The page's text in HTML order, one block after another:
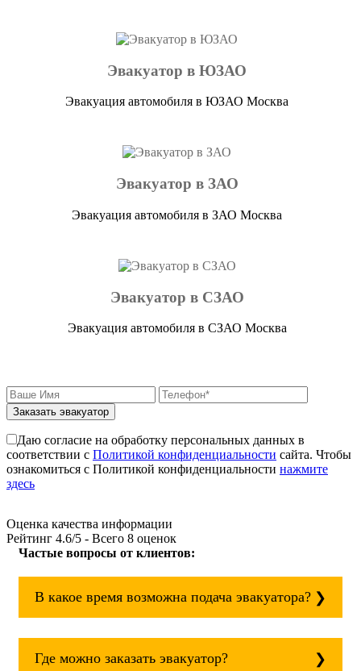
Эвакуатор в ЮЗАО
Эвакуация автомобиля в ЮЗАО Москва
Эвакуатор в ЗАО
Эвакуация автомобиля в ЗАО Москва
Эвакуатор в СЗАО
Эвакуация автомобиля в СЗАО Москва
Заказать эвакуатор
Даю согласие на обработку персональных данных в
соответствии с Политикой конфиденциальности сайта. Чтобы
ознакомиться с Политикой конфиденциальности нажмите
здесь
Оценка качества информации
Рейтинг 4.6/5 - Всего 8 оценок
Частые вопросы от клиентов:
В какое время возможна подача эвакуатора?
время. Эвакуатор по шоссе всегда рядом!
Где можно заказать эвакуатор?